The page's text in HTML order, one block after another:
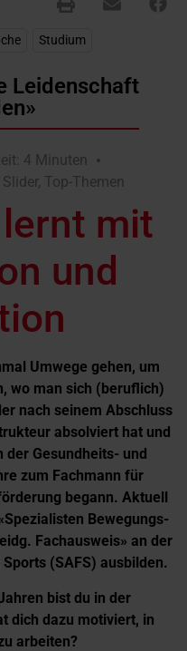
Studium
Leidenschaft
4 Minuten
Slider, Top-Themen
mit
und
Umwege gehen, um
wo man sich (beruflich)
nach seinem Abschluss
absolviert hat und
Gesundheits- und
zum Fachmann für
begann. Aktuell
Bewegungs-
Fachausweis» an der
(SAFS) ausbilden.
bist du in der
dich dazu motiviert, in
arbeiten?